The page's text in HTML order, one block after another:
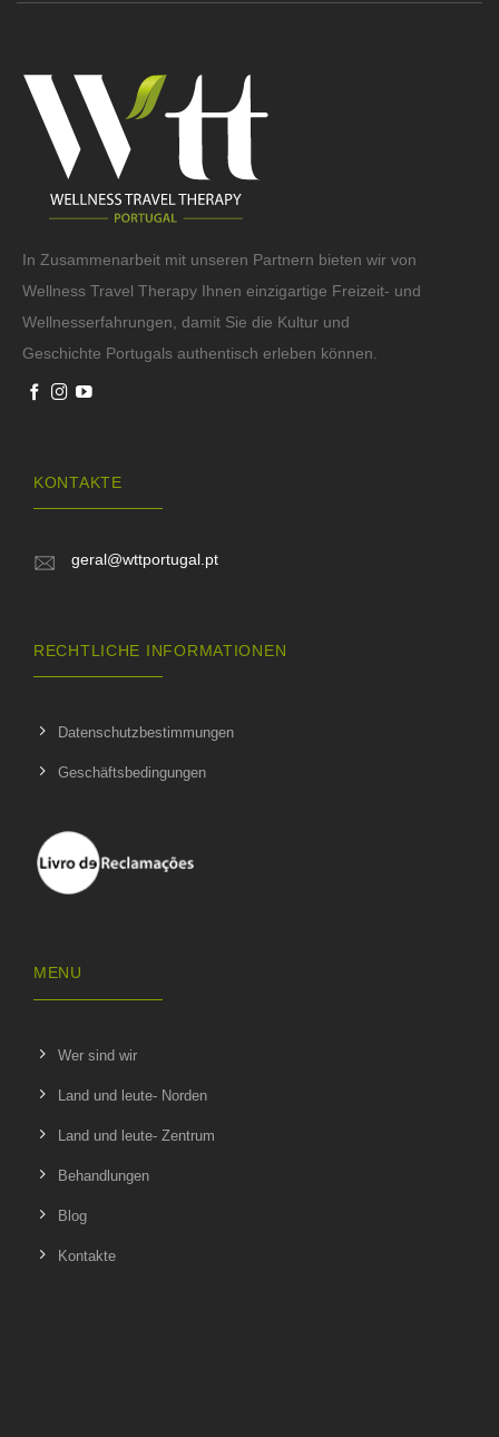
In Zusammenarbeit mit unseren Partnern bieten wir von
Wellness Travel Therapy Ihnen einzigartige Freizeit- und
Wellnesserfahrungen, damit Sie die Kultur und
Geschichte Portugals authentisch erleben können.
KONTAKTE
geral@wttportugal.pt
RECHTLICHE INFORMATIONEN
Datenschutzbestimmungen
Geschäftsbedingungen
MENU
Wer sind wir
Land und leute- Norden
Land und leute- Zentrum
Behandlungen
Blog
Kontakte